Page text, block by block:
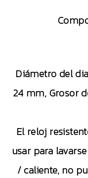
Diámetro del
24 mm, Grosor
El reloj
usar para
/ caliente, no